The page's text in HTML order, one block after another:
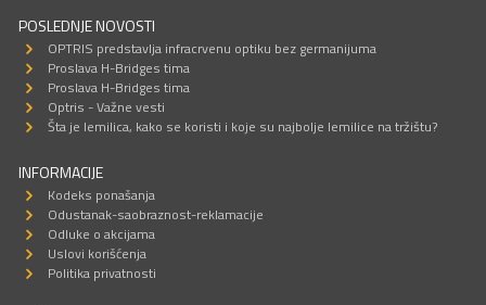
POSLEDNJE NOVOSTI
OPTRIS predstavlja infracrvenu optiku bez germanijuma
Proslava H-Bridges tima
Proslava H-Bridges tima
Optris - Važne vesti
Šta je lemilica, kako se koristi i koje su najbolje lemilice na tržištu?
INFORMACIJE
Kodeks ponašanja
Odustanak-saobraznost-reklamacije
Odluke o akcijama
Uslovi korišćenja
Politika privatnosti